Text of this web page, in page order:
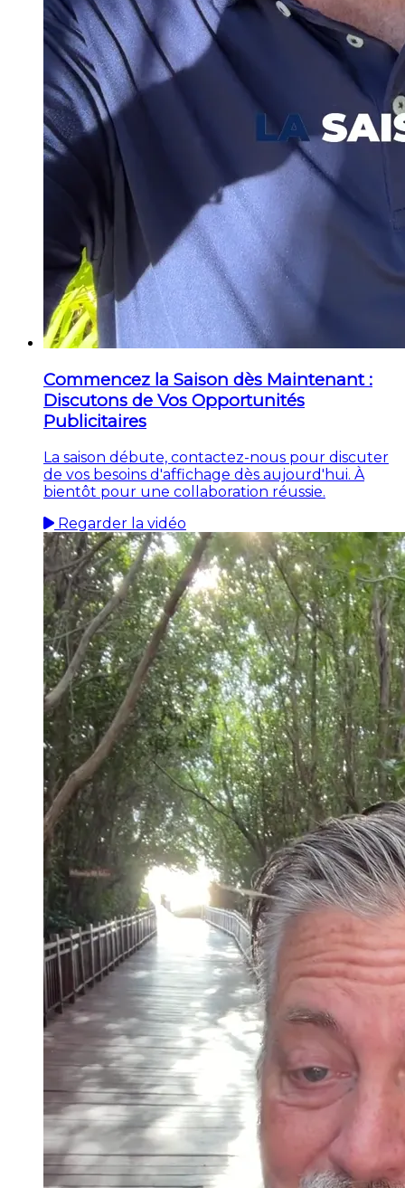
Commencez la Saison dès Maintenant :
Discutons de Vos Opportunités
Publicitaires
La saison débute, contactez-nous pour discuter
de vos besoins d'affichage dès aujourd'hui. À
bientôt pour une collaboration réussie.
Regarder la vidéo